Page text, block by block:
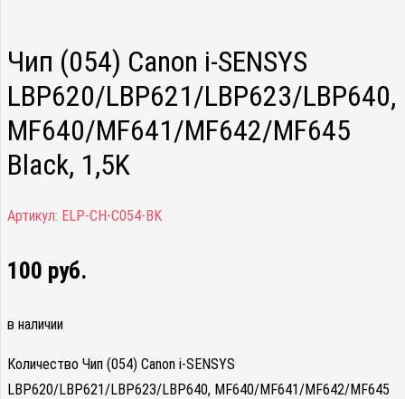
Чип (054) Canon i-SENSYS
LBP620/LBP621/LBP623/LBP640,
MF640/MF641/MF642/MF645
Black, 1,5K
Артикул: ELP-CH-C054-BK
100 руб.
в наличии
Количество Чип (054) Canon i-SENSYS
LBP620/LBP621/LBP623/LBP640, MF640/MF641/MF642/MF645